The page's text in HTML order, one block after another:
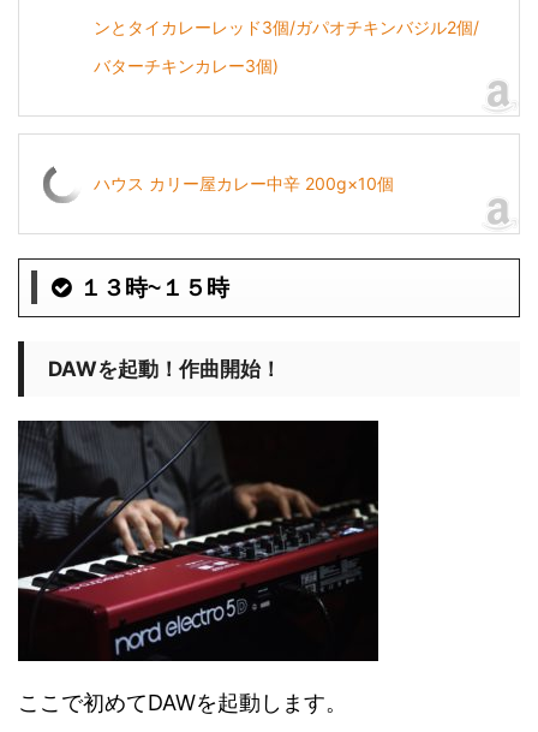
ンとタイカレーレッド3個/ガパオチキンバジル2個/
バターチキンカレー3個)
ハウス カリー屋カレー中辛 200g×10個
１３時~１５時
DAWを起動！作曲開始！
ここで初めてDAWを起動します。